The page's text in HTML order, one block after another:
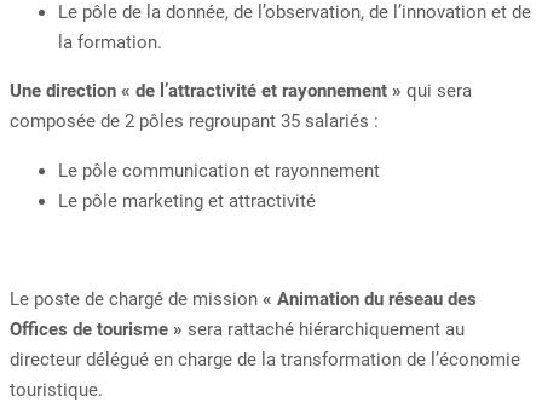
Le pôle de la donnée, de l’observation, de l’innovation et de
la formation.
Une direction « de l’attractivité et rayonnement » qui sera
composée de 2 pôles regroupant 35 salariés :
Le pôle communication et rayonnement
Le pôle marketing et attractivité
Le poste de chargé de mission « Animation du réseau des
Offices de tourisme » sera rattaché hiérarchiquement au
directeur délégué en charge de la transformation de l’économie
touristique.